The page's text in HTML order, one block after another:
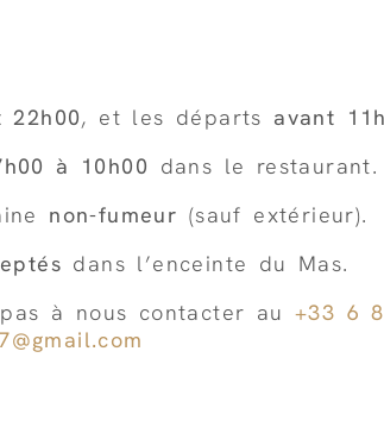
22h00, et les départs avant
à 10h00 dans le restaurant.
non-fumeur (sauf extérieur).
dans l’enceinte du Mas.
à nous contacter au +33 6